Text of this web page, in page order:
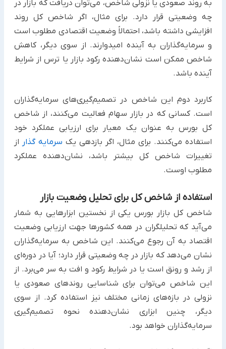
به روند صعودی یا نزولی شاخص، می‌توان دریافت که بازار در
چه وضعیتی قرار دارد. برای مثال، اگر شاخص کل روند
افزایشی داشته باشد، احتمالاً وضعیت اقتصادی مطلوب است
و سرمایه‌گذاران به آینده امیدوارند. از سوی دیگر، کاهش
شاخص ممکن است نشان‌دهنده رکود بازار یا ترس از شرایط
آینده باشد.
کاربرد دوم این شاخص در تصمیم‌گیری‌های سرمایه‌گذاران
است. کسانی که در بازار سهام فعالیت می‌کنند، از شاخص
کل بورس به عنوان یک معیار برای ارزیابی عملکرد خود
استفاده می‌کنند. برای مثال، اگر بازدهی یک سرمایه‌ گذار از
تغییرات شاخص کل بیشتر باشد، نشان‌دهنده عملکرد
مطلوب اوست.
استفاده از شاخص کل برای تحلیل وضعیت بازار
شاخص کل بازار بورس یکی از نخستین ابزارهایی به شمار
می‌آید که تحلیلگران در همه کشورها جهت ارزیابی وضعیت
اقتصاد به آن رجوع می‌کنند. این شاخص به سرمایه‌گذاران
نشان می‌دهد که بازار در چه وضعیتی قرار دارد؛ آیا در دوره‌ای
از رشد و رونق است یا در شرایط رکود و افت به سر می‌برد. از
این شاخص می‌توان برای شناسایی روندهای صعودی یا
نزولی در بازه‌های زمانی مختلف نیز استفاده کرد. از سوی
دیگر، چنین ابزاری نشان‌دهنده نحوه تصمیم‌گیری
سرمایه‌گذاران خواهد بود.